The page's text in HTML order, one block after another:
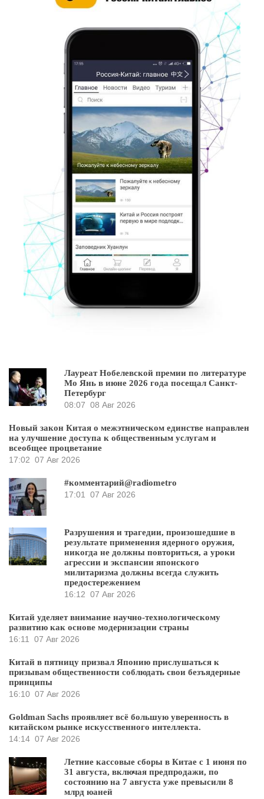
Лауреат Нобелевской премии по литературе
Мо Янь в июне 2026 года посещал Санкт-
Петербург
08:07 08 Авг 2026
Новый закон Китая о межэтническом единстве направлен
на улучшение доступа к общественным услугам и
всеобщее процветание
17:02 07 Авг 2026
#комментарий@radiometro
17:01 07 Авг 2026
Разрушения и трагедии, произошедшие в
результате применения ядерного оружия,
никогда не должны повториться, а уроки
агрессии и экспансии японского
милитаризма должны всегда служить
предостережением
16:12 07 Авг 2026
Китай уделяет внимание научно-технологическому
развитию как основе модернизации страны
16:11 07 Авг 2026
Китай в пятницу призвал Японию прислушаться к
призывам общественности соблюдать свои безъядерные
принципы
16:10 07 Авг 2026
Goldman Sachs проявляет всё большую уверенность в
китайском рынке искусственного интеллекта.
14:14 07 Авг 2026
Летние кассовые сборы в Китае с 1 июня по
31 августа, включая предпродажи, по
состоянию на 7 августа уже превысили 8
млрд юаней